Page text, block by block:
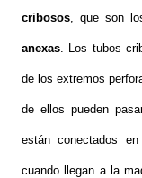
cribosos, que son
anexas. Los tubos
de los extremos
de ellos pueden
están conectados
cuando llegan a la